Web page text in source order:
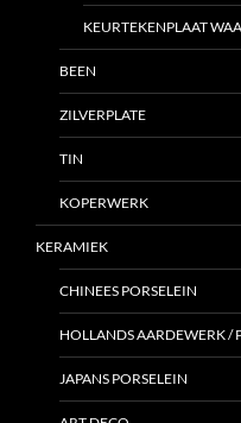
KEURTEKENPLAAT
BEEN
ZILVERPLATE
TIN
KOPERWERK
KERAMIEK
CHINEES PORSELEIN
HOLLANDS AARDEWERK /
JAPANS PORSELEIN